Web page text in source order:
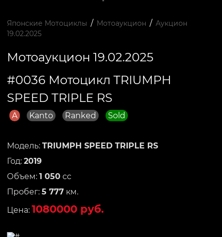
Японские Мотоциклы / Мотоаукцион / Аукцион
19.02.2025
Мотоаукцион 19.02.2025
#0036 Мотоцикл TRIUMPH
SPEED TRIPLE RS
A Kanto Ranked Sold
Модель: TRIUMPH SPEED TRIPLE RS
Год: 2019
Объем: 1 050 сс
Пробег: 5 777 км.
Цена: 1080000 руб.